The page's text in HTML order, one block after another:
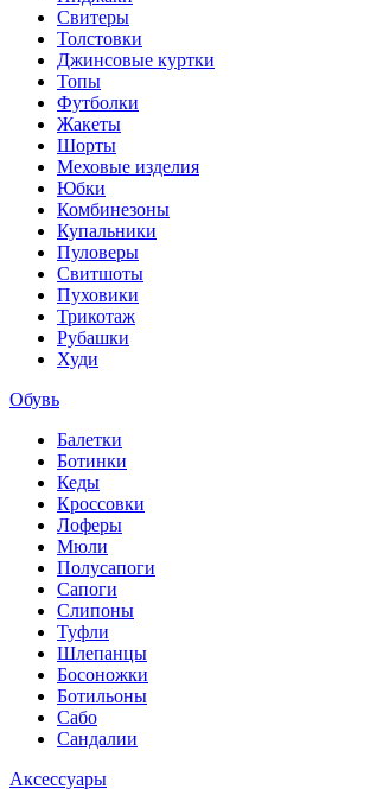
Свитеры
Толстовки
Джинсовые куртки
Топы
Футболки
Жакеты
Шорты
Меховые изделия
Юбки
Комбинезоны
Купальники
Пуловеры
Свитшоты
Пуховики
Трикотаж
Рубашки
Худи
Обувь
Балетки
Ботинки
Кеды
Кроссовки
Лоферы
Мюли
Полусапоги
Сапоги
Слипоны
Туфли
Шлепанцы
Босоножки
Ботильоны
Сабо
Сандалии
Аксессуары